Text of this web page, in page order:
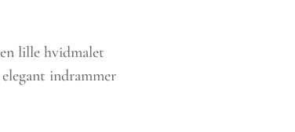
lille hvidmalet
indrammer